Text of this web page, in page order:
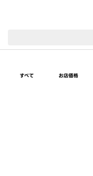
すべて お店価格